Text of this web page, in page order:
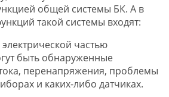
общей системы БК. А в
такой системы входят:
частью
быть обнаруженные
перенапряжения, проблемы
и каких-либо датчиках.